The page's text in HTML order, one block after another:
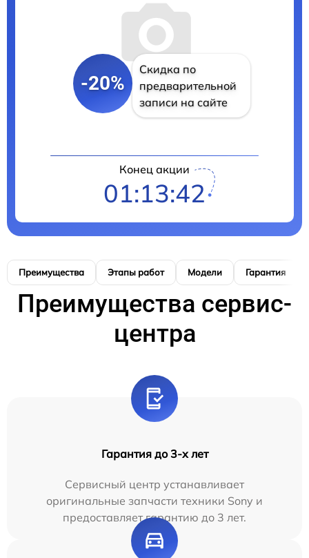
-20%
Скидка по
предварительной
записи на сайте
Конец акции
01:13:41
Преимущества Этапы работ Модели Гарантия
Преимущества сервис-
центра
Гарантия до 3-х лет
Сервисный центр устанавливает
оригинальные запчасти техники Sony и
предоставляет гарантию до 3 лет.